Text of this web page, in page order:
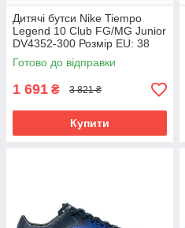
Дитячі бутси Nike Tiempo
Legend 10 Club FG/MG Junior
DV4352-300 Розмір EU: 38
Готово до відправки
1 691 ₴ 3 821 ₴
Купити